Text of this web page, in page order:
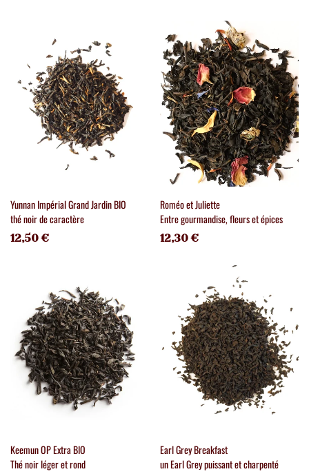
Yunnan Impérial Grand Jardin BIO
thé noir de caractère
12,50 €
Roméo et Juliette
Entre gourmandise, fleurs et épices
12,30 €
Keemun OP Extra BIO
Thé noir léger et rond
Earl Grey Breakfast
un Earl Grey puissant et charpenté